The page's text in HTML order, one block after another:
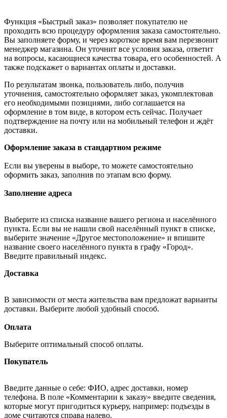
Функция «Быстрый заказ» позволяет покупателю не
проходить всю процедуру оформления заказа самостоятельно.
Вы заполняете форму, и через короткое время вам перезвонит
менеджер магазина. Он уточнит все условия заказа, ответит
на вопросы, касающиеся качества товара, его особенностей. А
также подскажет о вариантах оплаты и доставки.
По результатам звонка, пользователь либо, получив
уточнения, самостоятельно оформляет заказ, укомплектовав
его необходимыми позициями, либо соглашается на
оформление в том виде, в котором есть сейчас. Получает
подтверждение на почту или на мобильный телефон и ждёт
доставки.
Оформление заказа в стандартном режиме
Если вы уверены в выборе, то можете самостоятельно
оформить заказ, заполнив по этапам всю форму.
Заполнение адреса
Выберите из списка название вашего региона и населённого
пункта. Если вы не нашли свой населённый пункт в списке,
выберите значение «Другое местоположение» и впишите
название своего населённого пункта в графу «Город».
Введите правильный индекс.
Доставка
В зависимости от места жительства вам предложат варианты
доставки. Выберите любой удобный способ.
Оплата
Выберите оптимальный способ оплаты.
Покупатель
Введите данные о себе: ФИО, адрес доставки, номер
телефона. В поле «Комментарии к заказу» введите сведения,
которые могут пригодиться курьеру, например: подъезды в
доме считаются справа налево.